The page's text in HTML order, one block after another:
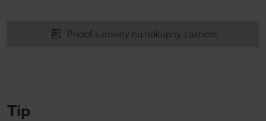
Pridať suroviny na nákupný zoznam
Tip